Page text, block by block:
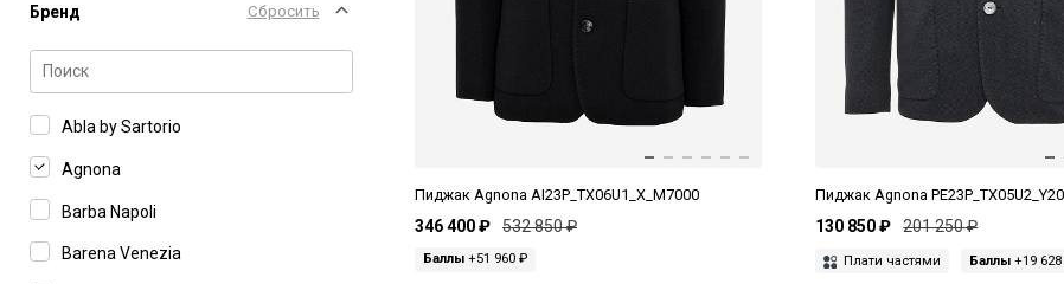
Бренд Сбросить
Abla by Sartorio
Agnona
Barba Napoli
Barena Venezia
Пиджак Agnona AI23P_TX06U1_X_M7000
346 400 ₽ 532 850 ₽
Баллы +51 960 ₽
Пиджак Agnona
130 850 ₽ 201 250 ₽
Плати частями Баллы +19